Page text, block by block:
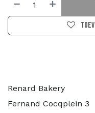
Renard Bakery
Fernand Cocqplein 3